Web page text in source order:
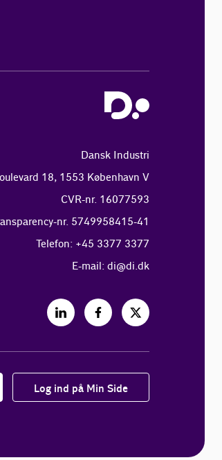
Dansk Industri
18, 1553 København V
CVR-nr. 16077593
nr. 5749958415-41
Telefon: +45 3377 3377
E-mail: di@di.dk
Log ind på Min Side